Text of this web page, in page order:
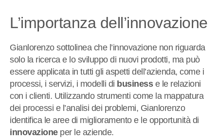
L’importanza dell’innovazione
Gianlorenzo sottolinea che l’innovazione non riguarda
solo la ricerca e lo sviluppo di nuovi prodotti, ma può
essere applicata in tutti gli aspetti dell’azienda, come i
processi, i servizi, i modelli di businesse le relazioni
con i clienti. Utilizzando strumenti come la mappatura
dei processi e l’analisi dei problemi, Gianlorenzo
identifica le aree di miglioramento e le opportunità di
innovazioneper le aziende.